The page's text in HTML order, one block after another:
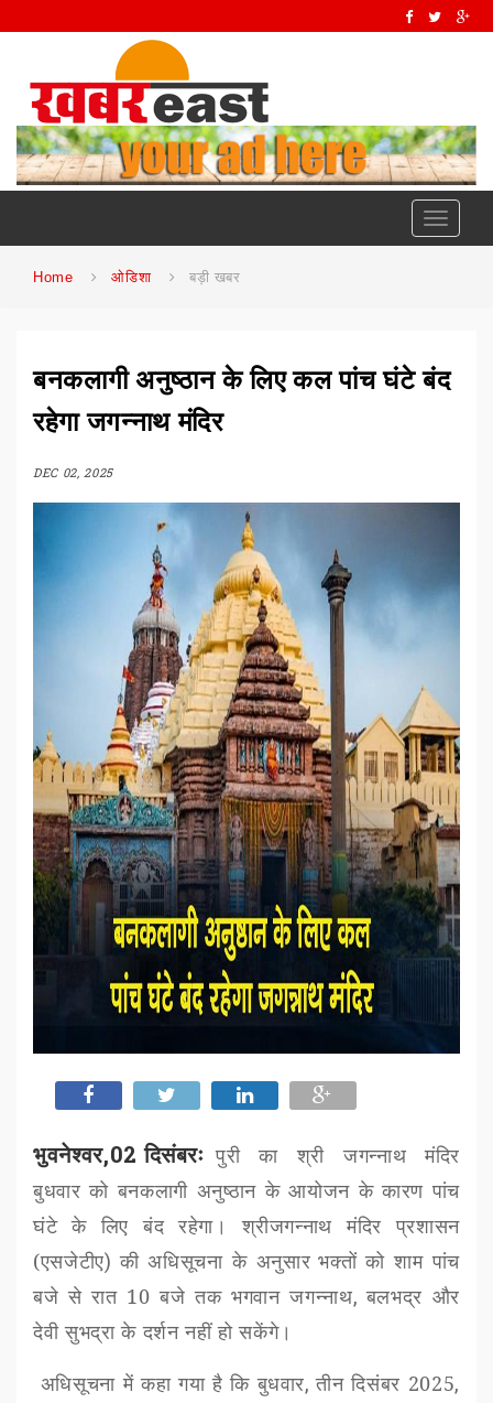
Toggle
Home ओडिशा बड़ी खबर
बनकलागी अनुष्ठान के लिए कल पांच घंटे बंद
रहेगा जगन्नाथ मंदिर
DEC 02, 2025
भुवनेश्वर,02 दिसंबरः पुरी का श्री जगन्नाथ मंदिर
बुधवार को बनकलागी अनुष्ठान के आयोजन के कारण पांच
घंटे के लिए बंद रहेगा।श्रीजगन्नाथ मंदिर प्रशासन
(एसजेटीए)की अधिसूचना के अनुसार भक्तों को शाम पांच
बजे से रात 10 बजे तक भगवान जगन्नाथ,बलभद्र और
देवी सुभद्रा के दर्शन नहीं हो सकेंगे।
अधिसूचना में कहा गया है कि बुधवार,तीन दिसंबर 2025,